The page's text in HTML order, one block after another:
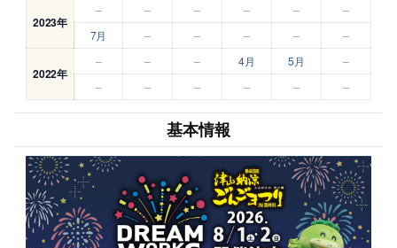
2023年
– – – – –
–
7月
– – – – –
2022年
– – – 4月 5月
–
–
– – – – –
基本情報